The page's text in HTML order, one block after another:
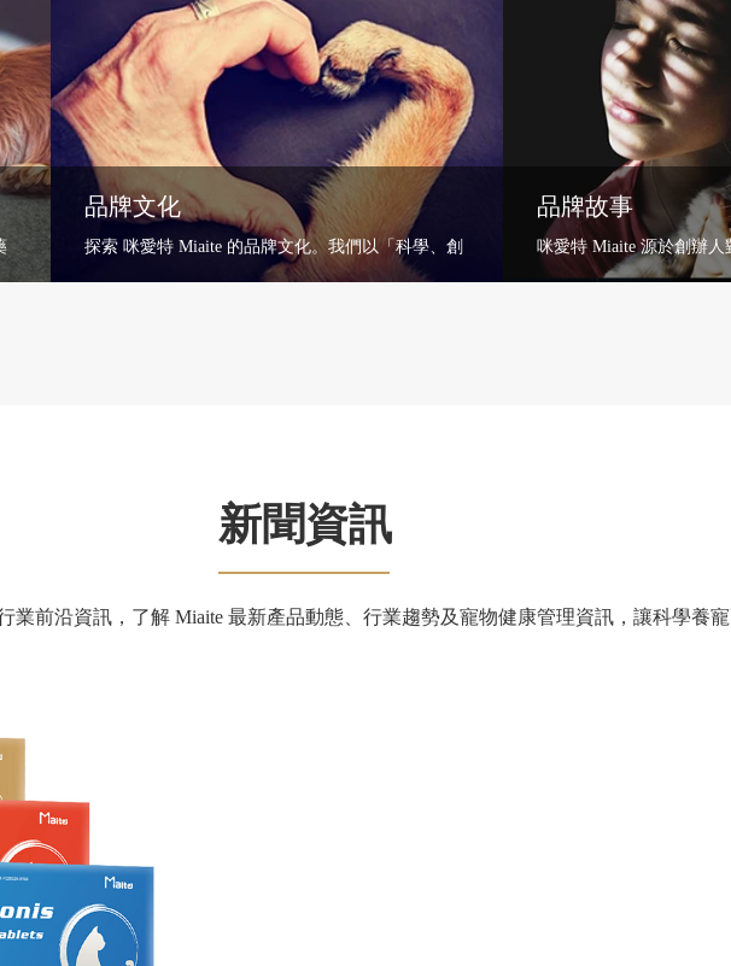
品牌文化
探索 咪愛特 Miaite 的品牌文化。我們以「科學、創
新、關愛」為核心理念，專注寵物健康，推動寵物
品牌故事
咪愛特 Miaite 源於創辦
深切懷念，由此立志開發
新聞資訊
業前沿資訊，了解 Miaite 最新產品動態、行業趨勢及寵物健康管理資訊，讓科學養寵